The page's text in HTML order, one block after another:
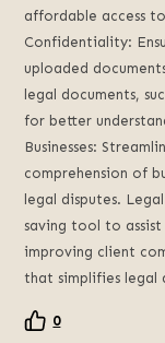
affordable access
Confidentiality:
uploaded
legal documents,
for better
Businesses:
comprehension of
legal disputes.
saving tool to
improving client
that simplifies legal
0